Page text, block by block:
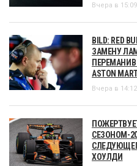
Вчера в 15:09
BILD: RED
ЗАМЕНУ
ASTON
Вчера в 14:12
СЕЗОНОМ-
ХОУЛДИ